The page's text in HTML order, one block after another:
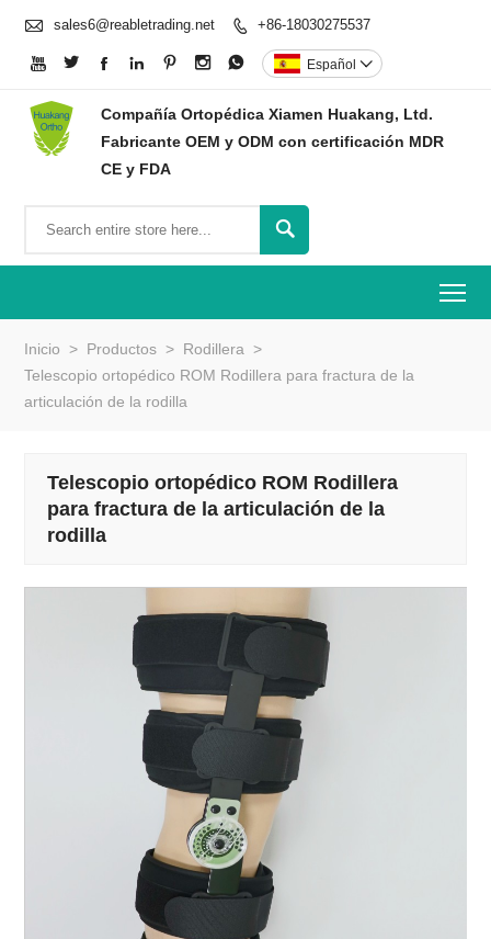
 sales6@reabletrading.net  +86-18030275537
       Español 
Compañía Ortopédica Xiamen Huakang, Ltd.
Fabricante OEM y ODM con certificación MDR
CE y FDA

Inicio > Productos > Rodillera >
Telescopio ortopédico ROM Rodillera para fractura de la
articulación de la rodilla
Telescopio ortopédico ROM Rodillera
para fractura de la articulación de la
rodilla